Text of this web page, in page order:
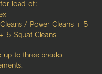
load of:
/ Power Cleans + 5
5 Squat Cleans
up to three breaks